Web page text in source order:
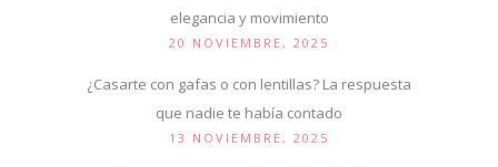
elegancia y movimiento
20 NOVIEMBRE, 2025
¿Casarte con gafas o con lentillas? La respuesta
que nadie te había contado
13 NOVIEMBRE, 2025